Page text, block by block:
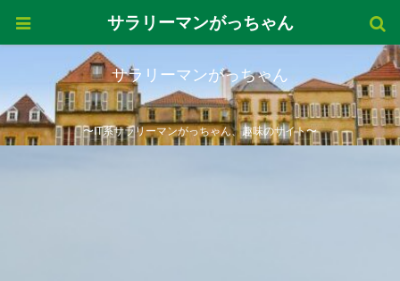
サラリーマンがっちゃん
〜IT系サラリーマンがっちゃん、趣味のサイト〜
サラリーマンがっちゃん